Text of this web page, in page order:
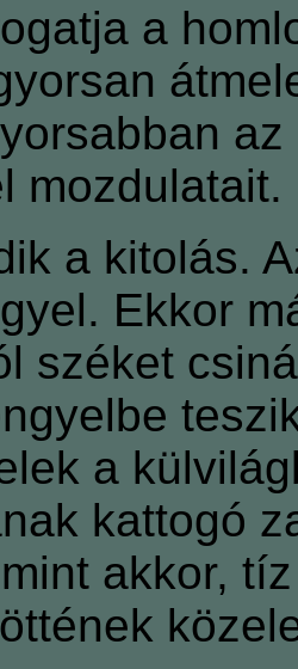
a
mozdulatait.
a kitolás.
Ekkor
széket
a
kattogó
akkor,